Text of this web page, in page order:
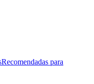
Recomendadas para